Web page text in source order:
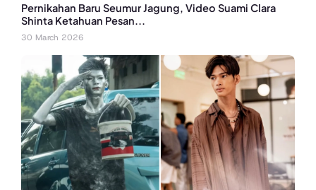
Pernikahan Baru Seumur Jagung, Video Suami Clara
Shinta Ketahuan Pesan...
30 March 2026